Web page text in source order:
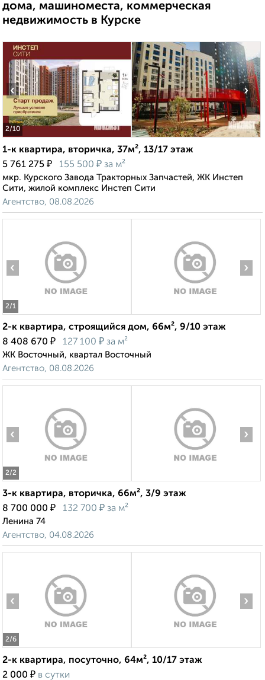
дома, машиноместа, коммерческая
недвижимость в Курске
2/10
‹ ›
1-к квартира, вторичка, 37м², 13/17 этаж
5 761 275 ₽ 155 500 ₽ за м²
мкр. Курского Завода Тракторных Запчастей, ЖК Инстеп
Сити, жилой комплекс Инстеп Сити
Агентство, 08.08.2026
2/1
‹ ›
2-к квартира, строящийся дом, 66м², 9/10 этаж
8 408 670 ₽ 127 100 ₽ за м²
ЖК Восточный, квартал Восточный
Агентство, 08.08.2026
2/2
‹ ›
3-к квартира, вторичка, 66м², 3/9 этаж
8 700 000 ₽ 132 700 ₽ за м²
Ленина 74
Агентство, 04.08.2026
2/6
‹ ›
2-к квартира, посуточно, 64м², 10/17 этаж
2 000 ₽ в сутки